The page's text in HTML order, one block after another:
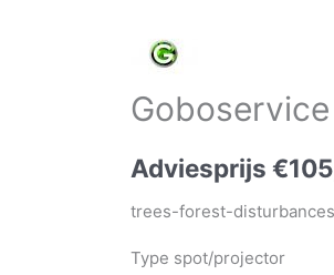
Adviesprijs€
trees-forest-
Type spot/projector